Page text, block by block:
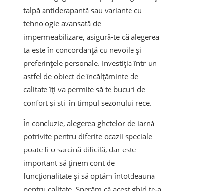
talpă antiderapantă sau variante cu
tehnologie avansată de
impermeabilizare, asigură-te că alegerea
ta este în concordanță cu nevoile și
preferințele personale. Investiția într-un
astfel de obiect de încălțăminte de
calitate îți va permite să te bucuri de
confort și stil în timpul sezonului rece.
În concluzie, alegerea ghetelor de iarnă
potrivite pentru diferite ocazii speciale
poate fi o sarcină dificilă, dar este
important să ținem cont de
funcționalitate și să optăm întotdeauna
pentru calitate. Sperăm că acest ghid te-a